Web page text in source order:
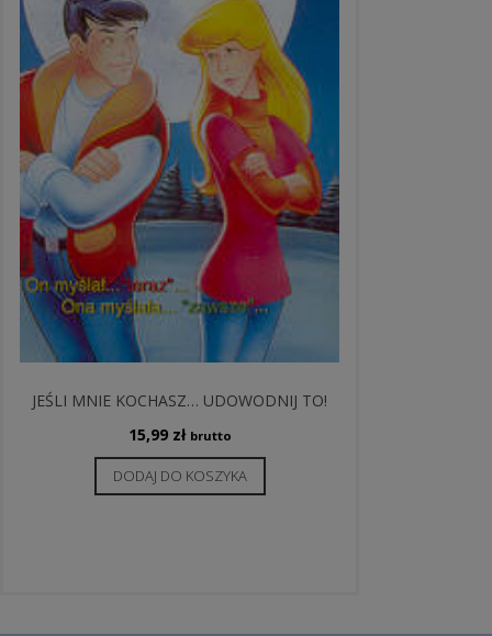
JEŚLI MNIE KOCHASZ… UDOWODNIJ TO!
15,99 zł brutto
DODAJ DO KOSZYKA